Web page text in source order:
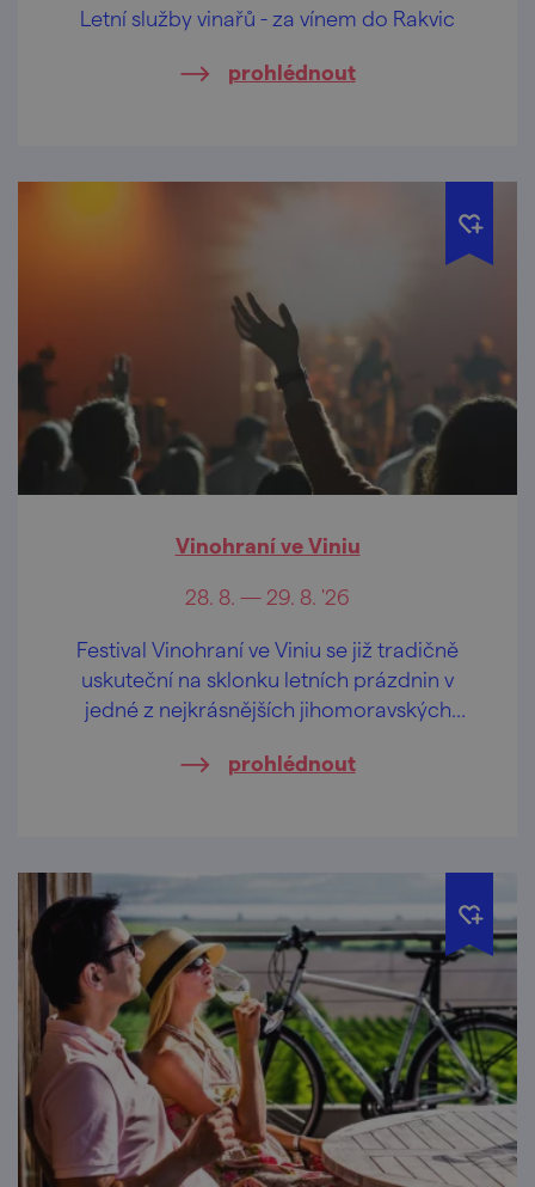
Letní služby vinařů - za vínem do Rakvic
prohlédnout
Vinohraní ve Viniu
28. 8. — 29. 8. '26
Festival Vinohraní ve Viniu se již tradičně
uskuteční na sklonku letních prázdnin v
jedné z nejkrásnějších jihomoravských
prohlédnout